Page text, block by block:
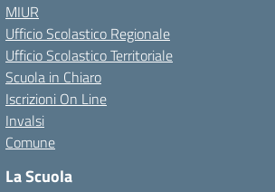
MIUR
Ufficio Scolastico Regionale
Ufficio Scolastico Territoriale
Scuola in Chiaro
Iscrizioni On Line
Invalsi
Comune
La Scuola